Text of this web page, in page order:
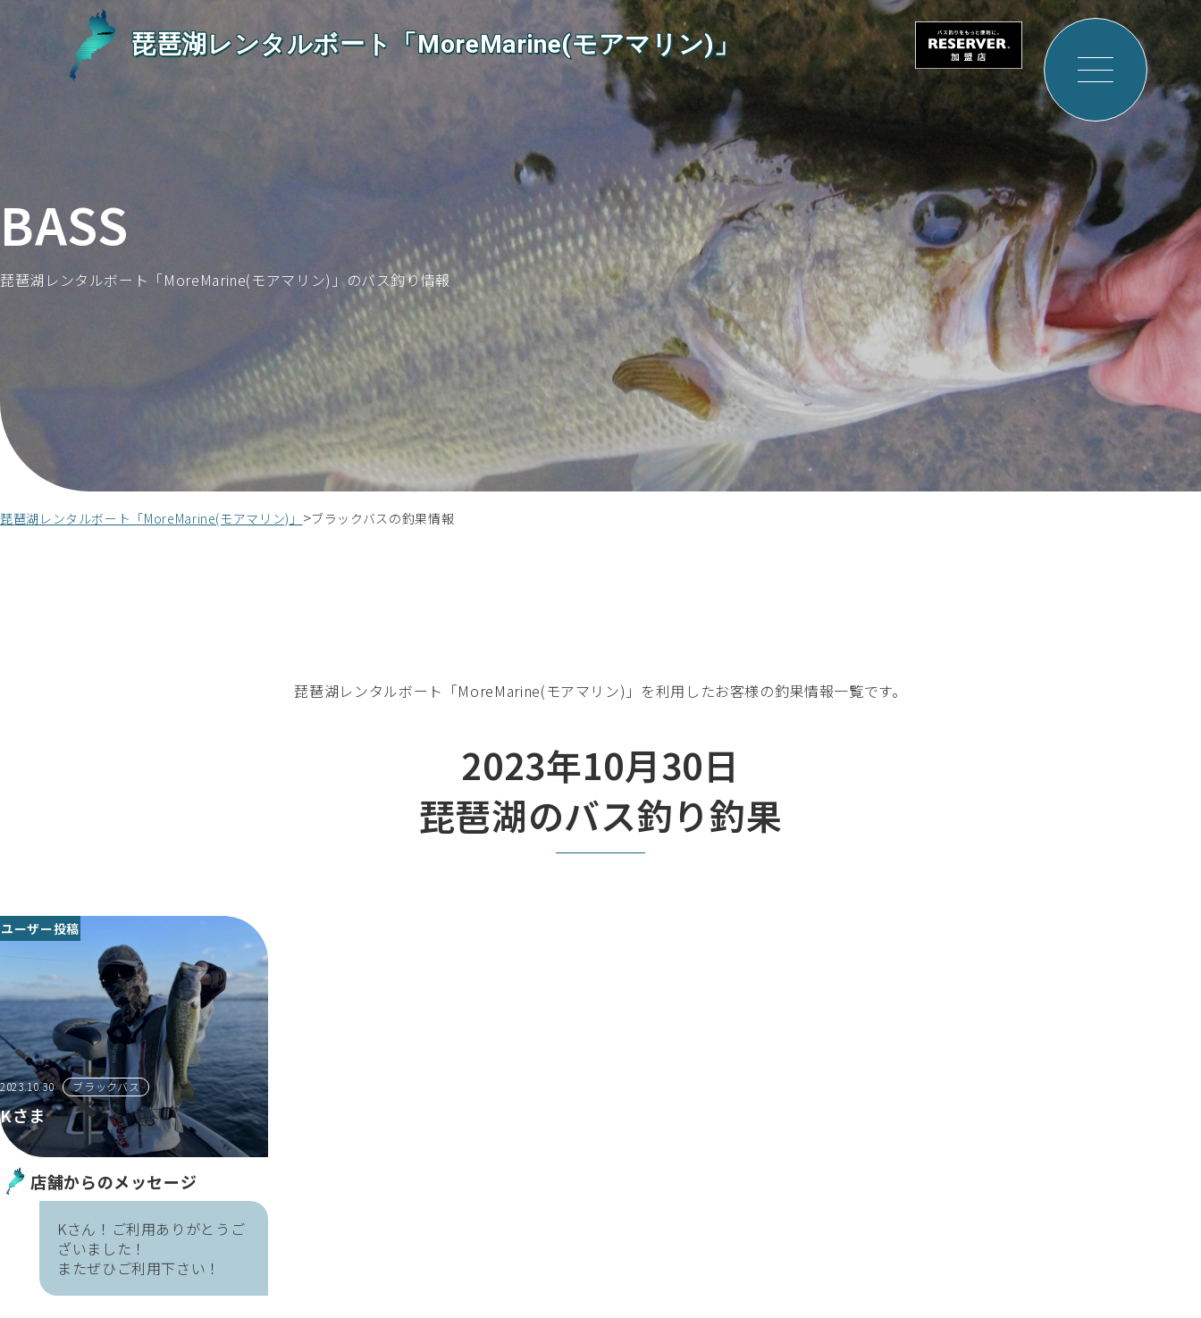
琵琶湖レンタルボート「MoreMarine(モアマリン)」
BASS
琵琶湖レンタルボート「MoreMarine(モアマリン)」のバス釣り情報
琵琶湖レンタルボート「MoreMarine(モアマリン)」 ブラックバスの釣果情報
琵琶湖レンタルボート「MoreMarine(モアマリン)」を利用したお客様の釣果情報一覧です。
2023年10月30日
琵琶湖のバス釣り釣果
ユーザー投稿
2023.10.30 ブラックバス
Kさま
店舗からのメッセージ
Kさん！ご利用ありがとうご
ざいました！
またぜひご利用下さい！
サイ
ーを
開く